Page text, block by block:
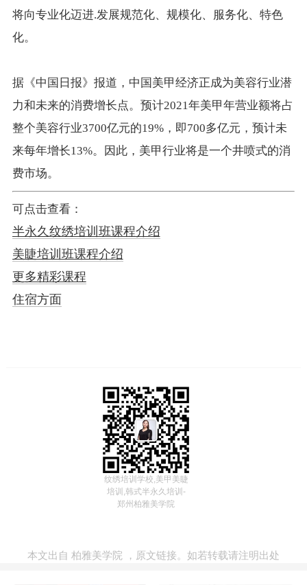
将向专业化迈进.发展规范化、规模化、服务化、特色
化。
据《中国日报》报道，中国美甲经济正成为美容行业潜
力和未来的消费增长点。预计2021年美甲年营业额将占
整个美容行业3700亿元的19%，即700多亿元，预计未
来每年增长13%。因此，美甲行业将是一个井喷式的消
费市场。
可点击查看：
半永久纹绣培训班课程介绍
美睫培训班课程介绍
更多精彩课程
住宿方面
纹绣培训学校,美甲美睫
培训,韩式半永久培训-
郑州柏雅美学院
本文出自 柏雅美学院 ， 原文链接。如若转载请注明出处